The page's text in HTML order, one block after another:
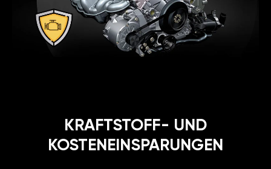
KRAFTSTOFF- UND
KOSTENEINSPARUNGEN